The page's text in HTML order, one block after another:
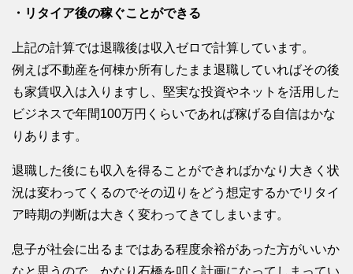
・リタイア後の稼ぐことができる
上記の計算では退職後は収入ゼロで計算しています。
例えば不動産を何棟か所有したまま退職していればその後
も家賃収入は入りますし、堅実な投資やネットを活用した
ビジネスで年間100万円くらいであれば稼げる自信はかな
りあります。
退職した後にも収入を得ることができればかなり大きく状
況は変わってくるのでその辺りをどう想定するかでリタイ
ア時期の判断は大きく変わってきてしまいます。
息子が社会に出るまではある程度余裕があった方がいいか
なと思うので、かなり石橋を叩く計画になってしまってい